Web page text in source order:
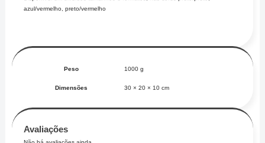
azul/vermelho, preto/vermelho
Peso 1000 g
Dimensões 30 × 20 × 10 cm
Avaliações